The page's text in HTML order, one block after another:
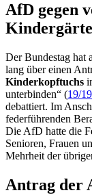
AfD gegen
Der Bundestag hat
lang über einen
Kinderkopftuchs
unterbinden“ (19/
debattiert. Im
federführenden
Die AfD hatte die
Senioren, Frauen
Mehrheit der
Antrag der